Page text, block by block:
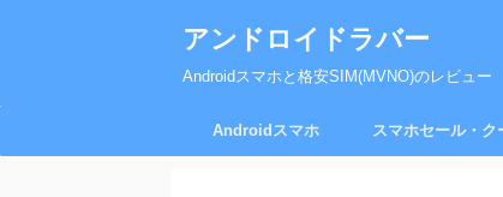
アンドロイドラバー
Androidスマホと格安SIM(MVNO)のレビュー
Androidスマホ スマホセール・ク